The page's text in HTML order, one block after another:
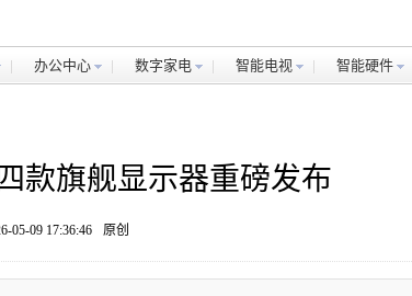
办公中心 数字家电 智能电视 智能硬件
款旗舰显示器重磅发布
05-09 17:36:46 原创